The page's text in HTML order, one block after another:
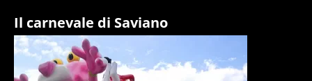
Il carnevale di Saviano